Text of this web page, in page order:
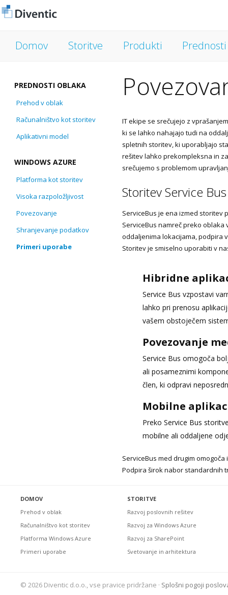
Domov Storitve Produkti
PREDNOSTI OBLAKA
Prehod v oblak
Računalništvo kot storitev
Aplikativni model
WINDOWS AZURE
Platforma kot storitev
Visoka razpoložljivost
Povezovanje
Shranjevanje podatkov
Primeri uporabe
IT ekipe se srečujejo z
ki se lahko nahajajo tudi na
spletnih storitev, ki uporabljajo
rešitev lahko prekompleksna in
srečujemo s problemom
Storitev Service Bus
ServiceBus je ena izmed storitev
ServiceBus namreč preko
oddaljenima lokacijama, podpira
Storitev je smiselno uporabiti v
Hibridne
Service Bus vzpostavi
lahko pri prenosu
vašem obstoječem
Povezovanje
Service Bus omogoča
ali posameznimi
člen, ki odpravi
Mobilne
Preko Service Bus
mobilne ali oddaljene
ServiceBus med drugim
Podpira širok nabor standardnih
DOMOV
Prehod v oblak
Računalništvo kot storitev
Platforma Windows Azure
Primeri uporabe
STORITVE
Razvoj poslovnih rešitev
Razvoj za Windows Azure
Razvoj za SharePoint
Svetovanje in arhitektura
© 2026 Diventic d.o.o., vse pravice pridržane · Splošni pogoji